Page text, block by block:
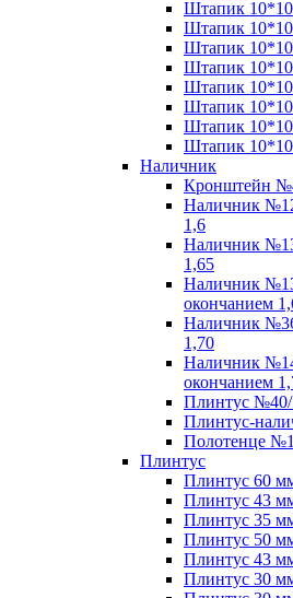
Штапик
Штапик
Штапик
Штапик
Штапик
Штапик
Штапик
Штапик
Наличник
Кронштейн
Наличник
1,6
Наличник
1,65
Наличник
окончанием
Наличник
1,70
Наличник
окончанием
Плинтус
Плинтус-
Полотенце
Плинтус
Плинтус 60
Плинтус 43
Плинтус 35
Плинтус 50
Плинтус 43
Плинтус 30